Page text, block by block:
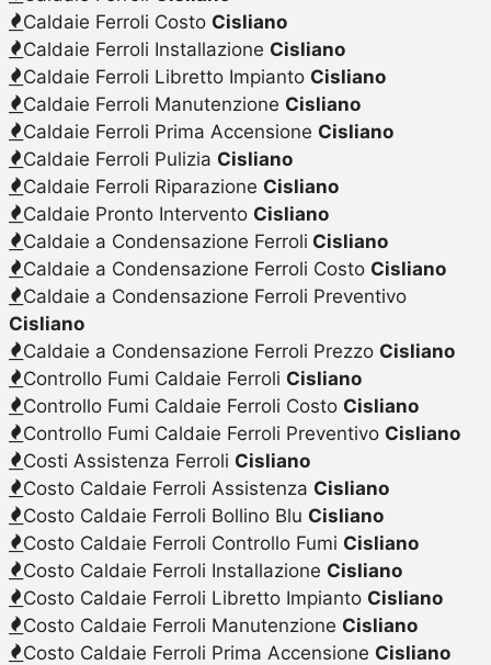
Caldaie Ferroli Costo Cisliano
Caldaie Ferroli Installazione Cisliano
Caldaie Ferroli Libretto Impianto Cisliano
Caldaie Ferroli Manutenzione Cisliano
Caldaie Ferroli Prima Accensione Cisliano
Caldaie Ferroli Pulizia Cisliano
Caldaie Ferroli Riparazione Cisliano
Caldaie Pronto Intervento Cisliano
Caldaie a Condensazione Ferroli Cisliano
Caldaie a Condensazione Ferroli Costo Cisliano
Caldaie a Condensazione Ferroli Preventivo
Cisliano
Caldaie a Condensazione Ferroli Prezzo Cisliano
Controllo Fumi Caldaie Ferroli Cisliano
Controllo Fumi Caldaie Ferroli Costo Cisliano
Controllo Fumi Caldaie Ferroli Preventivo Cisliano
Costi Assistenza Ferroli Cisliano
Costo Caldaie Ferroli Assistenza Cisliano
Costo Caldaie Ferroli Bollino Blu Cisliano
Costo Caldaie Ferroli Controllo Fumi Cisliano
Costo Caldaie Ferroli Installazione Cisliano
Costo Caldaie Ferroli Libretto Impianto Cisliano
Costo Caldaie Ferroli Manutenzione Cisliano
Costo Caldaie Ferroli Prima Accensione Cisliano